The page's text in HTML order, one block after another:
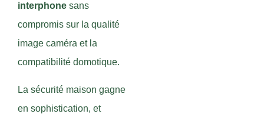
interphone sans
compromis sur la qualité
image caméra et la
compatibilité domotique.
La sécurité maison gagne
en sophistication, et